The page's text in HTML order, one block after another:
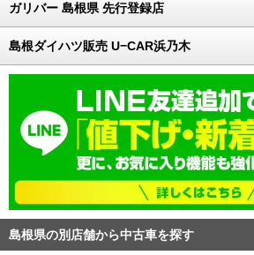
ガリバー 島根県 先行登録店
島根ダイハツ販売 U−CAR浜乃木
島根県の別店舗から中古車を探す